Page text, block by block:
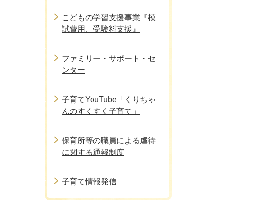
こどもの学習支援事業『模
試費用、受験料支援』
ファミリー・サポート・セ
ンター
子育てYouTube「くりちゃ
んのすくすく子育て」
保育所等の職員による虐待
に関する通報制度
子育て情報発信